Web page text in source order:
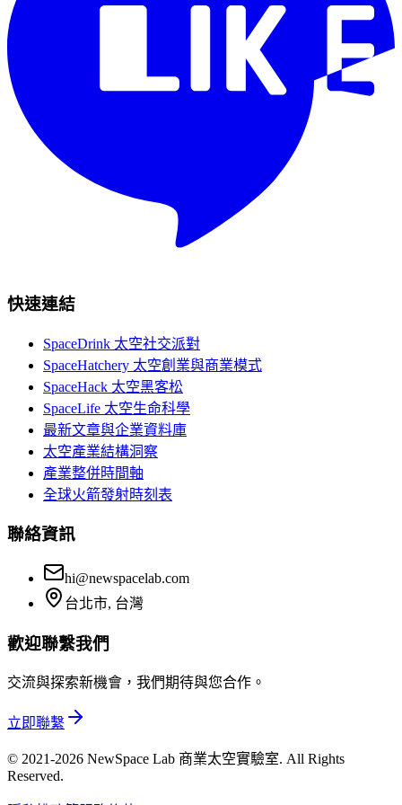
快速連結
SpaceDrink 太空社交派對
SpaceHatchery 太空創業與商業模式
SpaceHack 太空黑客松
SpaceLife 太空生命科學
最新文章與企業資料庫
太空產業結構洞察
產業整併時間軸
全球火箭發射時刻表
聯絡資訊
hi@newspacelab.com
台北市, 台灣
歡迎聯繫我們
交流與探索新機會，我們期待與您合作。
立即聯繫
© 2021-2026 NewSpace Lab 商業太空實驗室. All Rights
Reserved.